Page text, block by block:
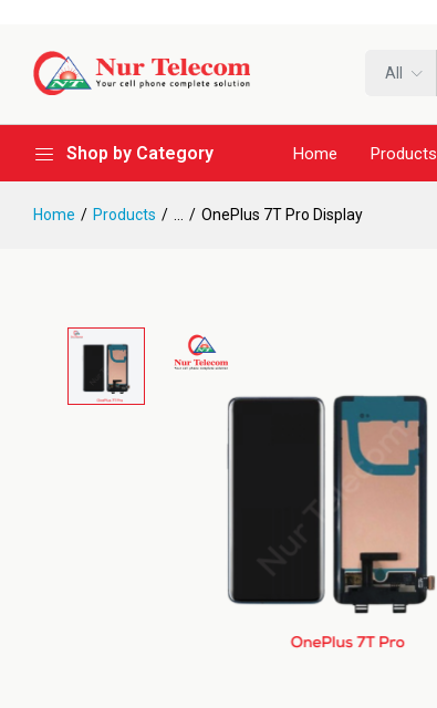
All
Shop by Category Home Products
Home Products OnePlus 7T Pro Display